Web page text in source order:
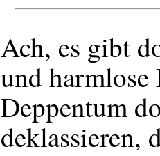
Ach, es gibt
und harmlose
Deppentum
deklassieren,